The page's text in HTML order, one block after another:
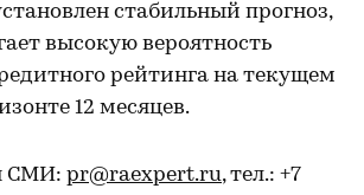
стабильный прогноз,
высокую вероятность
рейтинга на текущем
12 месяцев.
СМИ: pr@raexpert.ru, тел.: +7